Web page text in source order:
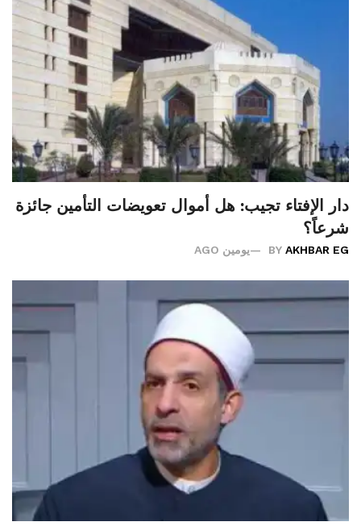
دار الإفتاء تجيب: هل أموال تعويضات التأمين جائزة
شرعاً؟
BY AKHBAR EG يومين AGO